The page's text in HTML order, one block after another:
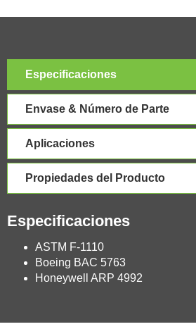
Especificaciones
Envase & Número de Parte
Aplicaciones
Propiedades del Producto
Especificaciones
ASTM F-1110
Boeing BAC 5763
Honeywell ARP 4992